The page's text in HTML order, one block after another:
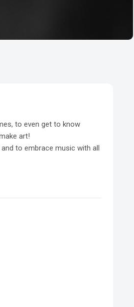
to even get to know
art!
to embrace music with all